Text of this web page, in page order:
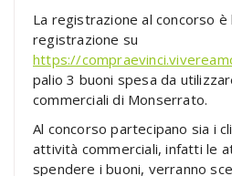
La registrazione al concorso
registrazione su
https://
palio 3 buoni spesa da
commerciali di Monserrato.
Al concorso partecipano sia i
attività commerciali, infatti le
spendere i buoni, verranno